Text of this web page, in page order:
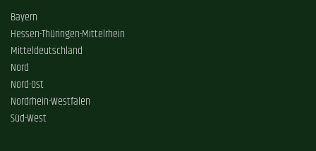
Bayern
Hessen-Thüringen-Mittelrhein
Mitteldeutschland
Nord
Nord-Ost
Nordrhein-Westfalen
Süd-West